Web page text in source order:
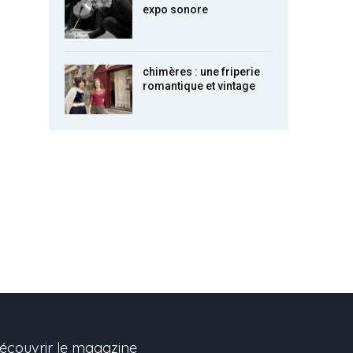
expo sonore
chimères : une friperie
romantique et vintage
le magazine